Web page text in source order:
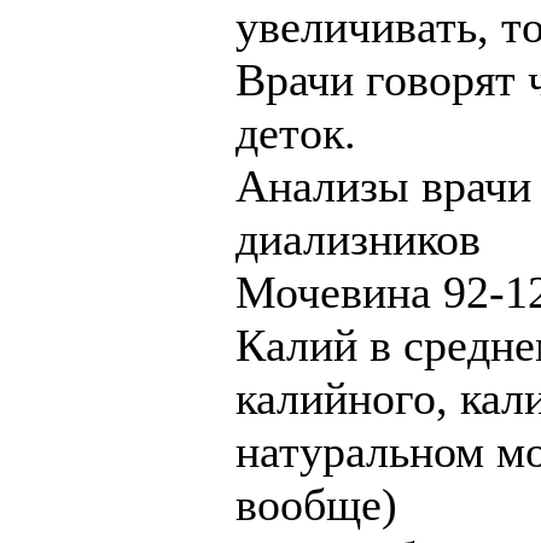
увеличивать,
Врачи говорят
деток.
Анализы врачи
диализников
Мочевина 92-
Калий в
калийного,
натуральном
вообще)